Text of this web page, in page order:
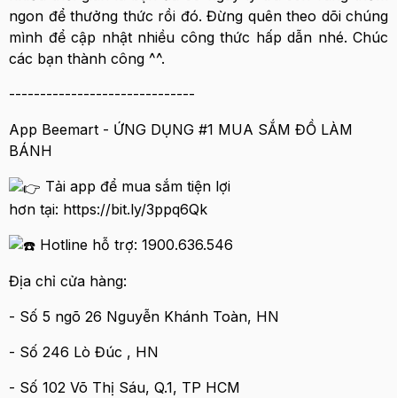
ngon để thưởng thức rồi đó. Đừng quên theo dõi chúng
mình để cập nhật nhiều công thức hấp dẫn nhé. Chúc
các bạn thành công ^^.
------------------------------
App Beemart - ỨNG DỤNG #1 MUA SẮM ĐỒ LÀM
BÁNH
Tải app để mua sắm tiện lợi
hơn tại: https://bit.ly/3ppq6Qk
Hotline hỗ trợ: 1900.636.546
Địa chỉ cửa hàng:
- Số 5 ngõ 26 Nguyễn Khánh Toàn, HN
- Số 246 Lò Đúc , HN
- Số 102 Võ Thị Sáu, Q.1, TP HCM